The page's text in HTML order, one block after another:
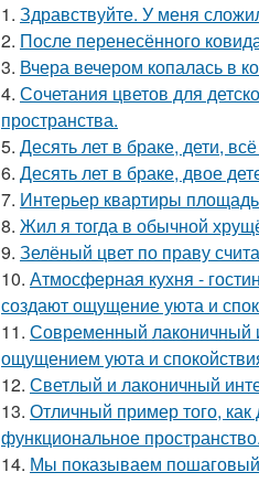
1. Здравствуйте. У меня
2. После перенесённого
3. Вчера вечером копалась в
4. Сочетания цветов для
пространства.
5. Десять лет в браке, дети,
6. Десять лет в браке, двое
7. Интерьер квартиры
8. Жил я тогда в обычной
9. Зелёный цвет по праву
10. Атмосферная кухня -
создают ощущение уюта и
11. Современный лаконичный
ощущением уюта и
12. Светлый и лаконичный
13. Отличный пример того,
функциональное пространство.
14. Мы показываем пошаговый